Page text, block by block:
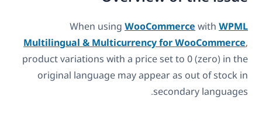
When using WooCommerce with WPML
Multilingual & Multicurrency for WooCommerce,
product variations with a price set to 0 (zero) in the
original language may appear as out of stock in
secondary languages.